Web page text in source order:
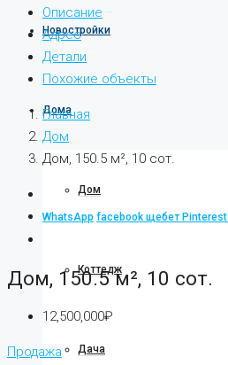
Новостройки
Дома
Дом
Коттедж
Дача
Описание
Адрес
Детали
Похожие объекты
Главная
Дом
Дом, 150.5 м², 10 сот.
WhatsApp facebook щебет Pinterest
Дом, 150.5 м², 10 сот.
12,500,000₽
Продажа